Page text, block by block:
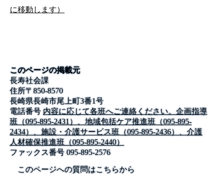
に移動します）
このページの掲載元
長寿社会課
住所〒850-8570
長崎県長崎市尾上町3番1号
電話番号 内容に応じて各班へご連絡ください。企画指導
班（095-895-2431）、地域包括ケア推進班（095-895-
2434）、施設・介護サービス班（095-895-2436）、介護
人材確保推進班（095-895-2440）
ファックス番号095-895-2576
このページへの質問はこちらから